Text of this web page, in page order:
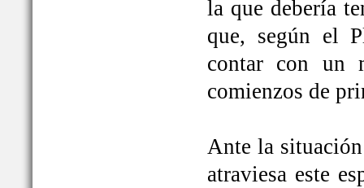
la que debería
que, según el
contar con un
comienzos de
Ante la
atraviesa este